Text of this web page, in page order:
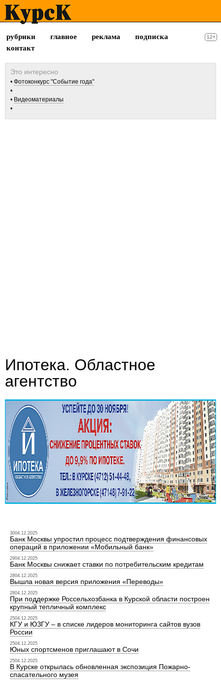
рубрики главное реклама
подписка
контакт
12+
Фотоконкурс "Событие года"
Видеоматериалы
Ипотека. Областное
агентство
3004.12.2025
Банк Москвы упростил процесс подтверждения финансовых
операций в приложении «Мобильный банк»
2904.12.2025
Банк Москвы снижает ставки по потребительским кредитам
2804.12.2025
Вышла новая версия приложения «Переводы»
2804.12.2025
При поддержке Россельхозбанка в Курской области построен
крупный тепличный комплекс
2504.12.2025
КГУ и ЮЗГУ – в списке лидеров мониторинга сайтов вузов
России
2504.12.2025
Юных спортсменов приглашают в Сочи
2504.12.2025
В Курске открылась обновленная экспозиция Пожарно-
спасательного музея